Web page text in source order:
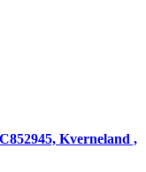
Kverneland ,